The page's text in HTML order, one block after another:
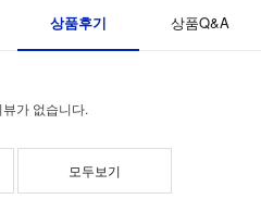
상품후기 상품Q&A
가 없습니다.
모두보기